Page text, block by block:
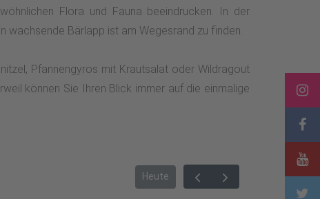
Flora und Fauna beeindrucken. In der
wachsende Bärlapp ist am Wegesrand zu finden.
Pfannengyros mit Krautsalat oder Wildragout
können Sie Ihren Blick immer auf die einmalige
Heute